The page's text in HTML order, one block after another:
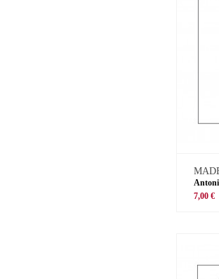
7,00 €